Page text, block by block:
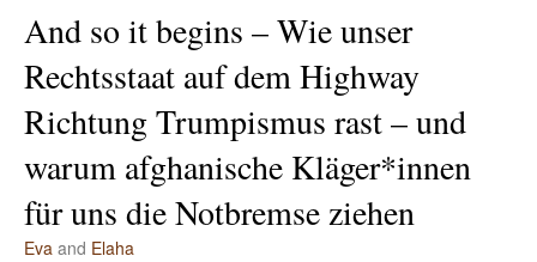
And so it begins – Wie unser
Rechtsstaat auf dem Highway
Richtung Trumpismus rast – und
warum afghanische Kläger*innen
für uns die Notbremse ziehen
Eva and Elaha